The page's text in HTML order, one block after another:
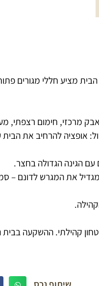
מציע חללי מגורים
עם הגינה הגדולה בחצר.
קהילתי. ההשקעה